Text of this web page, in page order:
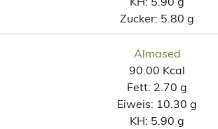
Zucker: 5.80 g
Almased
90.00 Kcal
Fett: 2.70 g
Eiweis: 10.30 g
KH: 5.90 g